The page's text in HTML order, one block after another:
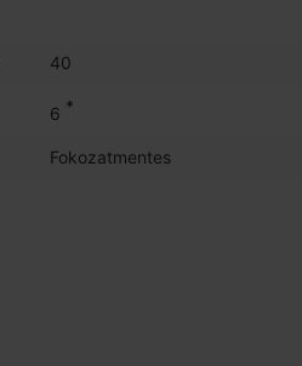
40
6 *
Fokozatmentes